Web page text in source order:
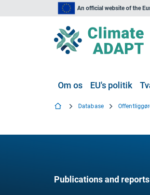
An official website of the
Om os EU's politik
Database
Publications and reports